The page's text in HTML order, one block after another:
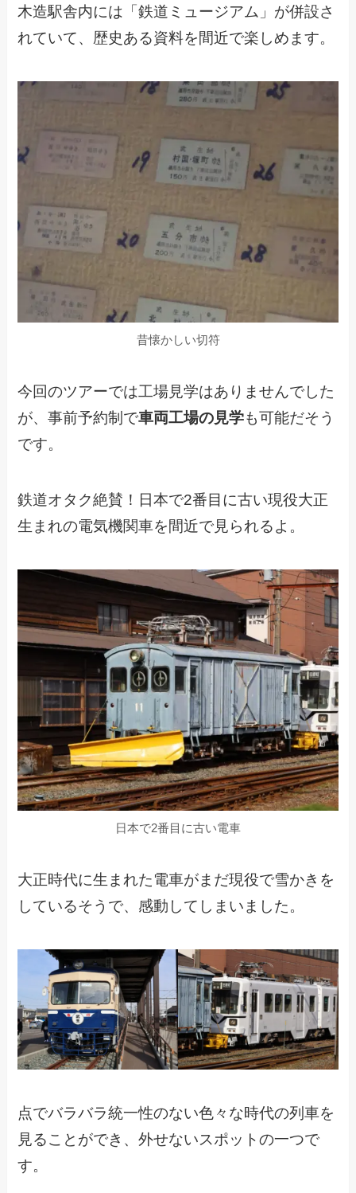
木造駅舎内には「鉄道ミュージアム」が併設さ
れていて、歴史ある資料を間近で楽しめます。
昔懐かしい切符
今回のツアーでは工場見学はありませんでした
が、事前予約制で車両工場の見学も可能だそう
です。
鉄道オタク絶賛！日本で2番目に古い現役大正
生まれの電気機関車を間近で見られるよ。
日本で2番目に古い電車
大正時代に生まれた電車がまだ現役で雪かきを
しているそうで、感動してしまいました。
点でバラバラ統一性のない色々な時代の列車を
見ることができ、外せないスポットの一つで
す。